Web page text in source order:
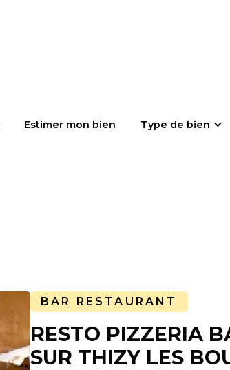
Estimer mon bien Type de bien
BAR RESTAURANT
RESTO PIZZERIA
SUR THIZY LES